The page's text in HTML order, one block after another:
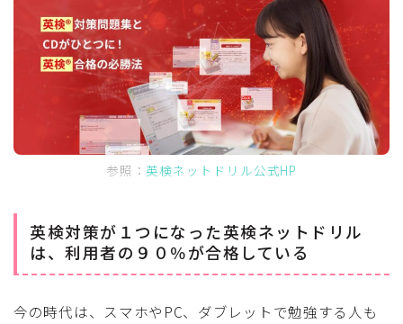
参照：英検ネットドリル公式HP
英検対策が１つになった英検ネットドリル
は、利用者の９０％が合格している
今の時代は、スマホやPC、ダブレットで勉強する人も